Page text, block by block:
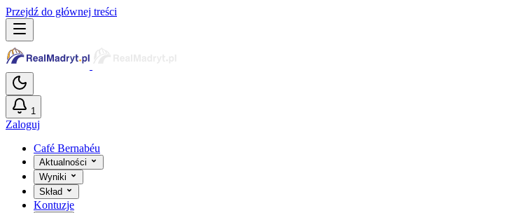
Przejdź do głównej treści
1
Zaloguj
Café Bernabéu
Aktualności
Wyniki
Skład
Kontuzje